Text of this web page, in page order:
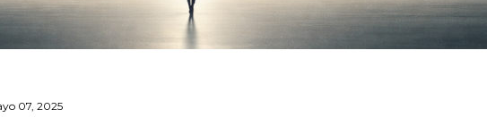
07, 2025